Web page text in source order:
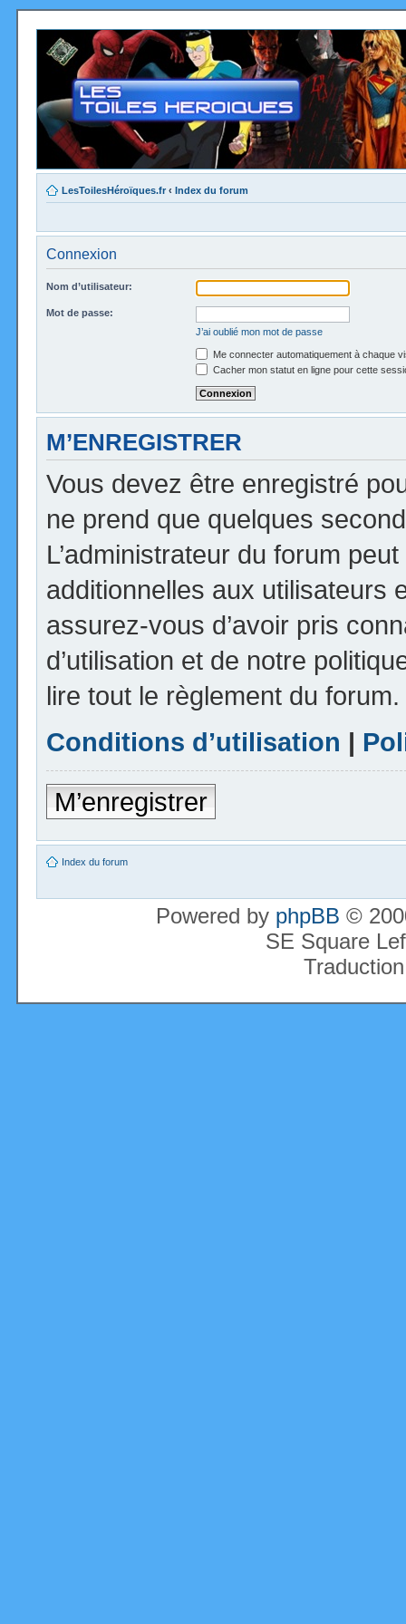
LesToilesHéroïques.fr ‹ Index du forum
Connexion
Nom d’utilisateur:
Mot de passe:
J’ai oublié mon mot de passe
Me connecter automatiquement à chaque
Cacher mon statut en ligne pour cette
M’ENREGISTRER
Vous devez être enregistré
ne prend que quelques
L’administrateur du forum
additionnelles aux utilisateurs
assurez-vous d’avoir pris
d’utilisation et de notre
lire tout le règlement du forum.
Conditions d’utilisation |
M’enregistrer
Index du forum
Powered by phpBB ©
SE Square